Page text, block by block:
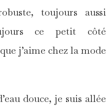
toujours aussi
ce petit côté
j’aime chez la mode
douce, je suis allée